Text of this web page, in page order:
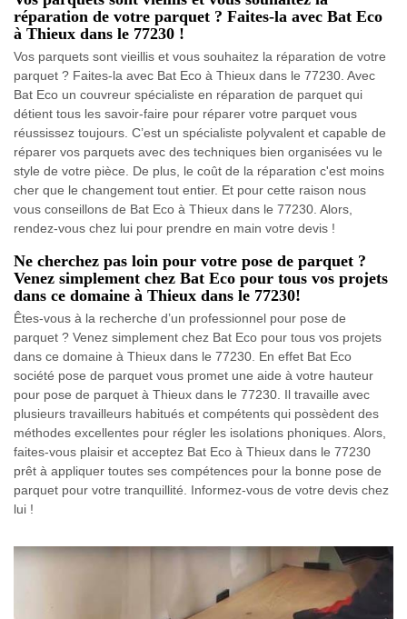
réparation de votre parquet ? Faites-la avec Bat Eco
à Thieux dans le 77230 !
Vos parquets sont vieillis et vous souhaitez la réparation de votre
parquet ? Faites-la avec Bat Eco à Thieux dans le 77230. Avec
Bat Eco un couvreur spécialiste en réparation de parquet qui
détient tous les savoir-faire pour réparer votre parquet vous
réussissez toujours. C’est un spécialiste polyvalent et capable de
réparer vos parquets avec des techniques bien organisées vu le
style de votre pièce. De plus, le coût de la réparation c'est moins
cher que le changement tout entier. Et pour cette raison nous
vous conseillons de Bat Eco à Thieux dans le 77230. Alors,
rendez-vous chez lui pour prendre en main votre devis !
Ne cherchez pas loin pour votre pose de parquet ?
Venez simplement chez Bat Eco pour tous vos projets
dans ce domaine à Thieux dans le 77230!
Êtes-vous à la recherche d’un professionnel pour pose de
parquet ? Venez simplement chez Bat Eco pour tous vos projets
dans ce domaine à Thieux dans le 77230. En effet Bat Eco
société pose de parquet vous promet une aide à votre hauteur
pour pose de parquet à Thieux dans le 77230. Il travaille avec
plusieurs travailleurs habitués et compétents qui possèdent des
méthodes excellentes pour régler les isolations phoniques. Alors,
faites-vous plaisir et acceptez Bat Eco à Thieux dans le 77230
prêt à appliquer toutes ses compétences pour la bonne pose de
parquet pour votre tranquillité. Informez-vous de votre devis chez
lui !